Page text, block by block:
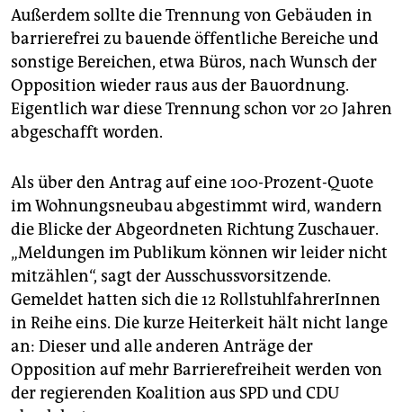
Geschossen – ein Drittel aller Wohnungen barrierearm
sein, ab 2020 die Hälfte. „Barrierearm“ meint im Sinne
der Altersgerechtheit vor allem schwellenlose
Nutzbarkeit, ausreichende Türbreiten,
Bewegungsflächen für den Einsatz von Hilfsmitteln
und nachrüstbare Barrierefreiheit von Bädern und
Küchen. Bestehende Gebäude, die aufgestockt
EineKontrolleundAbnahmeder Neubauten ist nicht
vorgesehen. Der eigentlich vom Senat versprochene
Bausachverständige für Barrierefreiheit kommt in der
Bauordnung nicht vor.(mah)
Außerdem sollte die Trennung von Gebäuden in
barrierefrei zu bauende öffentliche Bereiche und
sonstige Bereichen, etwa Büros, nach Wunsch der
Opposition wieder raus aus der Bauordnung.
Eigentlich war diese Trennung schon vor 20 Jahren
abgeschafft worden.
Als über den Antrag auf eine 100-Prozent-Quote
im Wohnungsneubau abgestimmt wird, wandern
die Blicke der Abgeordneten Richtung Zuschauer.
„Meldungen im Publikum können wir leider nicht
mitzählen“, sagt der Ausschussvorsitzende.
Gemeldet hatten sich die 12 RollstuhlfahrerInnen
in Reihe eins. Die kurze Heiterkeit hält nicht lange
an: Dieser und alle anderen Anträge der
Opposition auf mehr Barrierefreiheit werden von
der regierenden Koalition aus SPD und CDU